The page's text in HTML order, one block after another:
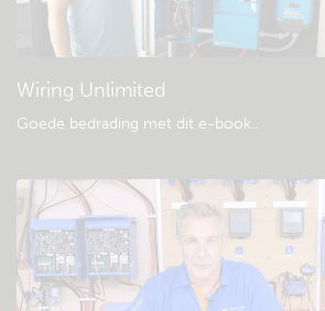
Algemene downloads &
Wiring Unlimited
Goede bedrading met dit e-book..